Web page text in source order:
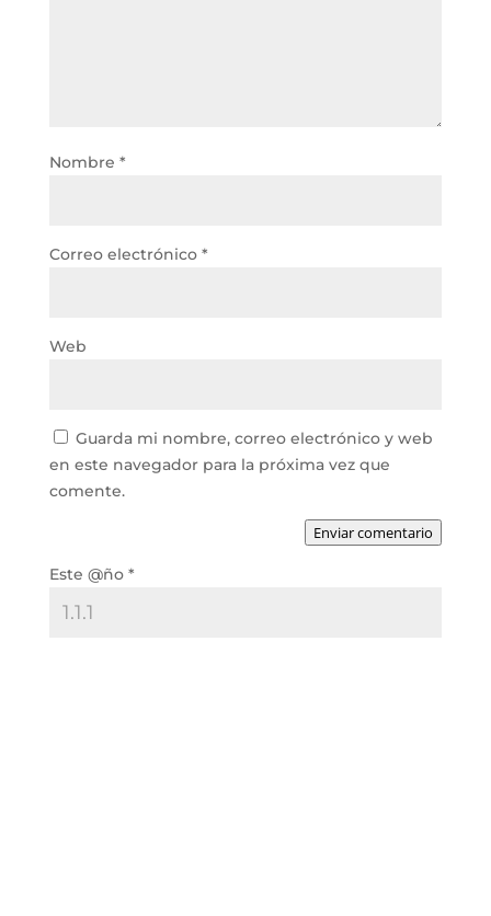
Nombre *
Correo electrónico *
Web
Guarda mi nombre, correo electrónico y web
en este navegador para la próxima vez que
comente.
Enviar comentario
Este @ño *